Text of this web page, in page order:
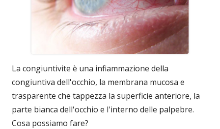
La congiuntivite è una infiammazione della
congiuntiva dell'occhio, la membrana mucosa e
trasparente che tappezza la superficie anteriore, la
parte bianca dell'occhio e l'interno delle palpebre.
Cosa possiamo fare?